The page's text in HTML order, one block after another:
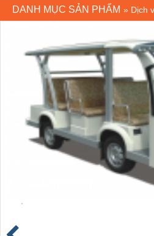
DANH MỤC SẢN PHẨM » Dịch